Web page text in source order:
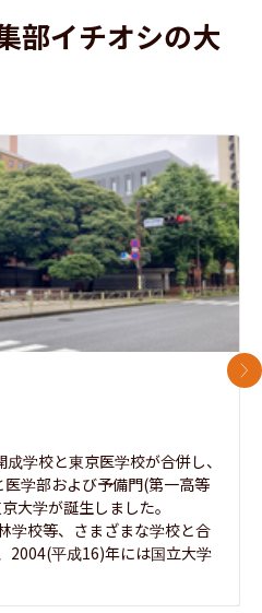
部イチオシの大
学校と東京医学校が合併し、
学部および予備門(第一高等
大学が誕生しました。
学校等、さまざまな学校と合
2004(平成16)年には国立大学
次